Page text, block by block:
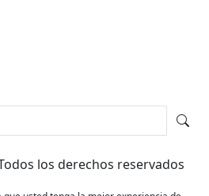
los derechos reservados